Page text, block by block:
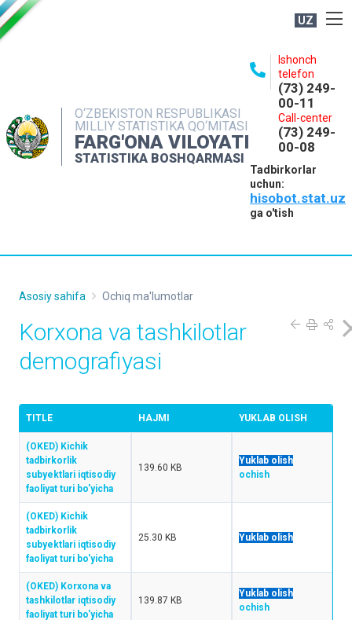
UZ
O‘ZBEKISTON RESPUBLIKASI
MILLIY STATISTIKA QO‘MITASI
FARG'ONA VILOYATI
STATISTIKA BOSHQARMASI
Ishonch
telefon
(73) 249-
00-11
Call-center
(73) 249-
00-08
Tadbirkorlar
uchun:
hisobot.stat.uz
ga o'tish
NASHRLAR
INTERAKTIV XIZMATLAR
MATBUOT XIZMATI
Asosiy sahifa Ochiq ma'lumotlar
Korxona va tashkilotlar
demografiyasi
TITLE HAJMI YUKLAB OLISH
(OKED) Kichik
tadbirkorlik
subyektlari iqtisodiy
faoliyat turi bo'yicha
139.60 KB
Yuklab olish
ochish
(OKED) Kichik
tadbirkorlik
subyektlari iqtisodiy
faoliyat turi bo'yicha
25.30 KB Yuklab olish
(OKED) Korxona va
tashkilotlar iqtisodiy
faoliyat turi bo'yicha
139.87 KB
Yuklab olish
ochish